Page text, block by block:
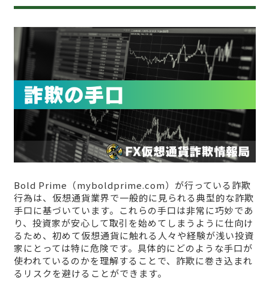
Bold Prime（myboldprime.com）が行っている詐欺
行為は、仮想通貨業界で一般的に見られる典型的な詐欺
手口に基づいています。これらの手口は非常に巧妙であ
り、投資家が安心して取引を始めてしまうように仕向け
るため、初めて仮想通貨に触れる人々や経験が浅い投資
家にとっては特に危険です。具体的にどのような手口が
使われているのかを理解することで、詐欺に巻き込まれ
るリスクを避けることができます。